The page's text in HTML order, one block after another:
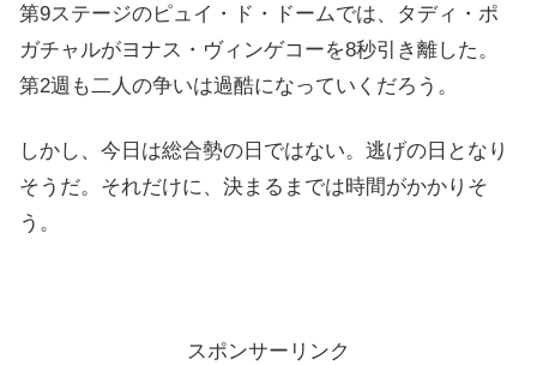
第9ステージのピュイ・ド・ドームでは、タディ・ポ
ガチャルがヨナス・ヴィンゲコーを8秒引き離した。
第2週も二人の争いは過酷になっていくだろう。
しかし、今日は総合勢の日ではない。逃げの日となり
そうだ。それだけに、決まるまでは時間がかかりそ
う。
スポンサーリンク